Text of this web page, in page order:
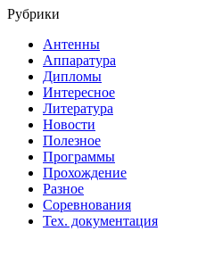
Рубрики
Антенны
Аппаратура
Дипломы
Интересное
Литература
Новости
Полезное
Программы
Прохождение
Разное
Соревнования
Тех. документация